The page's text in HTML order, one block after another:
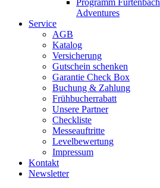
Programm Furtenbach
Adventures
Service
AGB
Katalog
Versicherung
Gutschein schenken
Garantie Check Box
Buchung & Zahlung
Frühbucherrabatt
Unsere Partner
Checkliste
Messeauftritte
Levelbewertung
Impressum
Kontakt
Newsletter